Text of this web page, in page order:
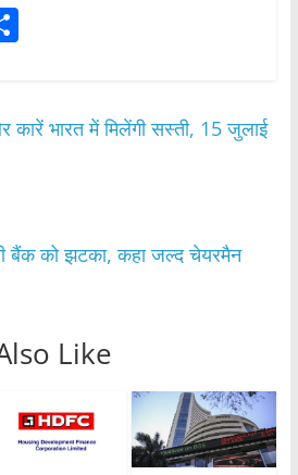
S
e
कारें भारत में मिलेंगी सस्ती, 15 जुलाई
बैंक को झटका, कहा जल्द चेयरमैन
Like